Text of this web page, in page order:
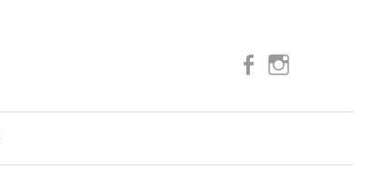
Facebook
Suchen